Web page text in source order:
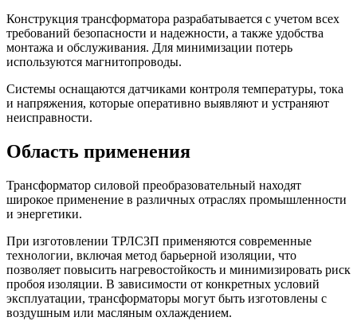
Конструкция трансформатора разрабатывается с учетом всех
требований безопасности и надежности, а также удобства
монтажа и обслуживания. Для минимизации потерь
используются магнитопроводы.
Системы оснащаются датчиками контроля температуры, тока
и напряжения, которые оперативно выявляют и устраняют
неисправности.
Область применения
Трансформатор силовой преобразовательный находят
широкое применение в различных отраслях промышленности
и энергетики.
При изготовлении ТРЛСЗП применяются современные
технологии, включая метод барьерной изоляции, что
позволяет повысить нагревостойкость и минимизировать риск
пробоя изоляции. В зависимости от конкретных условий
эксплуатации, трансформаторы могут быть изготовлены с
воздушным или масляным охлаждением.